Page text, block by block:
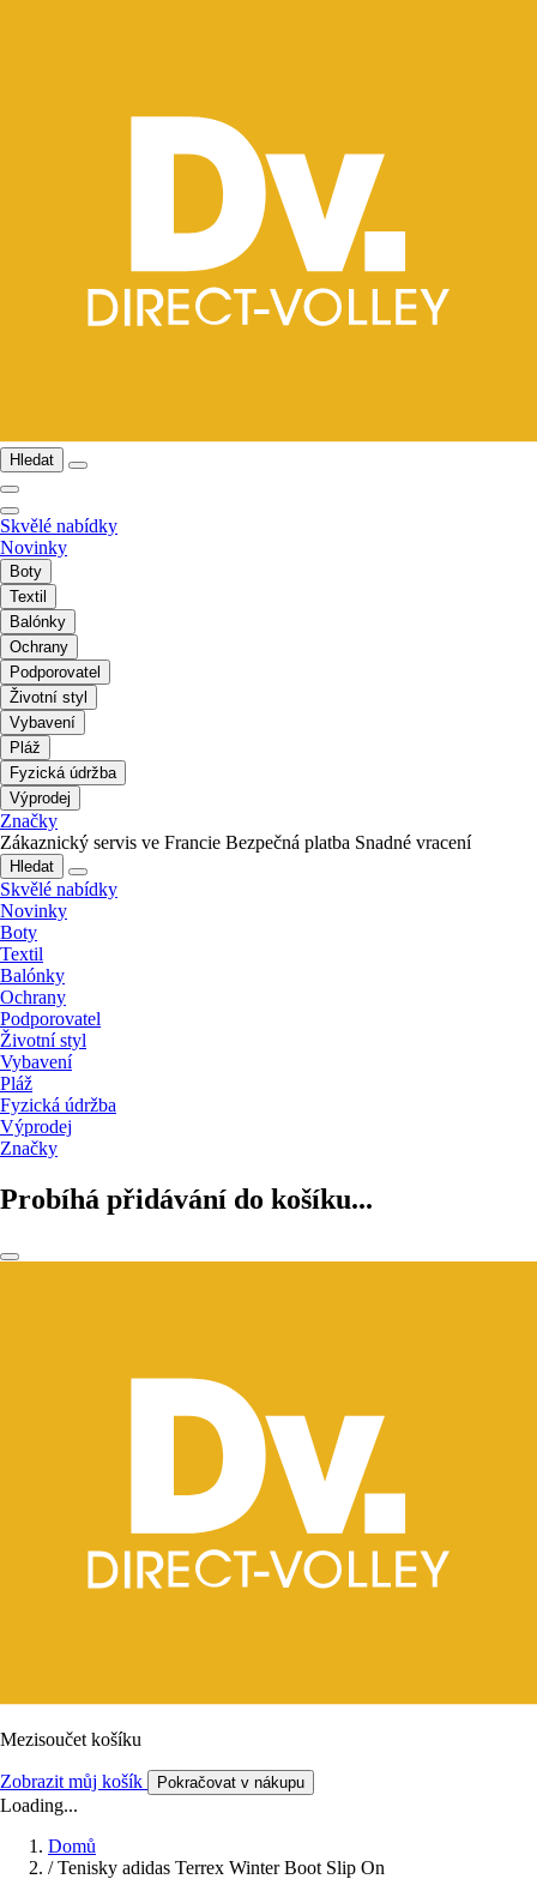
Hledat
Skvělé nabídky
Novinky
Boty
Textil
Balónky
Ochrany
Podporovatel
Životní styl
Vybavení
Pláž
Fyzická údržba
Výprodej
Značky
Zákaznický servis ve Francie Bezpečná platba Snadné vracení
Hledat
Skvělé nabídky
Novinky
Boty
Textil
Balónky
Ochrany
Podporovatel
Životní styl
Vybavení
Pláž
Fyzická údržba
Výprodej
Značky
Probíhá přidávání do košíku...
Mezisoučet košíku
Zobrazit můj košík Pokračovat v nákupu
Loading...
Domů
/ Tenisky adidas Terrex Winter Boot Slip On